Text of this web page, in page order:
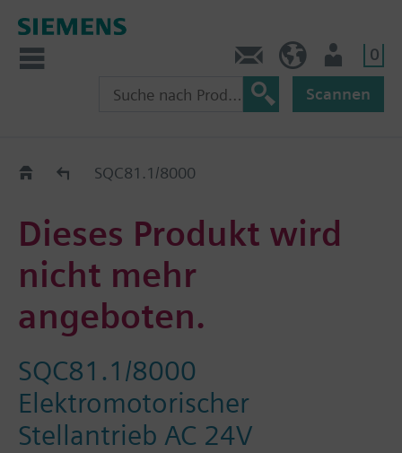
0
Scannen
Austauschhilfe
SQC81.1/8000
Dieses Produkt wird
nicht mehr
angeboten.
SQC81.1/8000
Elektromotorischer
Stellantrieb AC 24V